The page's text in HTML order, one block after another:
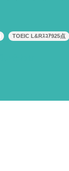
TOEIC L&Rｽｺｱ925点